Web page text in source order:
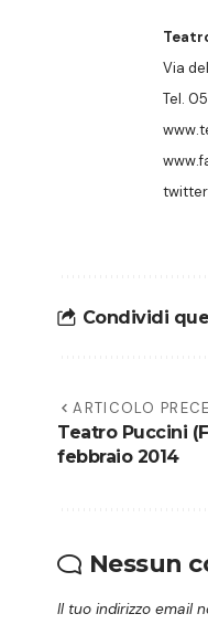
Via
Tel.
Condividi
ARTICOLO
Teatro Puccini
febbraio 2014
Nessun
Il tuo indirizzo email